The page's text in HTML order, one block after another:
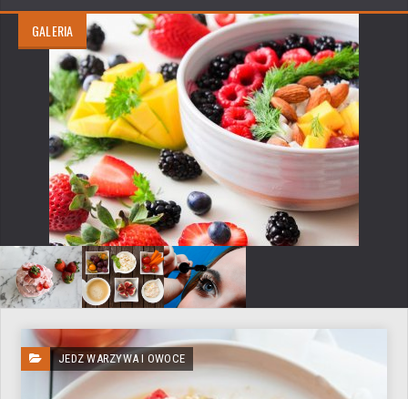
GALERIA
JEDZ WARZYWA I OWOCE